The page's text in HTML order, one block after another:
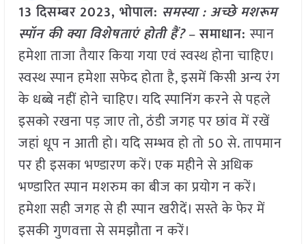
13 दिसम्बर 2023, भोपाल: समस्या : अच्छे मशरूम
स्पॉन की क्या विशेषताएं होती हैं?–समाधान:स्पान
हमेशा ताजा तैयार किया गया एवं स्वस्थ होना चाहिए।
स्वस्थ स्पान हमेशा सफेद होता है, इसमें किसी अन्य रंग
के धब्बे नहीं होने चाहिए। यदि स्पानिंग करने से पहले
इसको रखना पड़ जाए तो, ठंडी जगह पर छांव में रखें
जहां धूप न आती हो। यदि सम्भव हो तो 50 से. तापमान
पर ही इसका भण्डारण करें। एक महीने से अधिक
भण्डारित स्पान मशरुम का बीज का प्रयोग न करें।
हमेशा सही जगह से ही स्पान खरीदें। सस्ते के फेर में
इसकी गुणवत्ता से समझौता न करें।